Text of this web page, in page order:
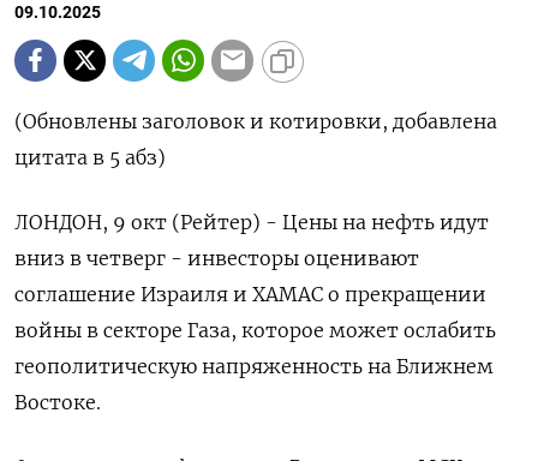
09.10.2025
(Обновлены заголовок и котировки, добавлена
цитата в 5 абз)
ЛОНДОН, 9 окт (Рейтер) - Цены на нефть идут
вниз в четверг - инвесторы оценивают
соглашение Израиля и ХАМАС о прекращении
войны в секторе Газа, которое может ослабить
геополитическую напряженность на Ближнем
Востоке.